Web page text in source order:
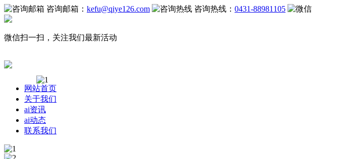
咨询邮箱： kefu@qiye126.com 咨询热线： 0431-88981105
微信扫一扫，关注我们最新活动
网站首页
关于我们
ai资讯
ai动态
联系我们